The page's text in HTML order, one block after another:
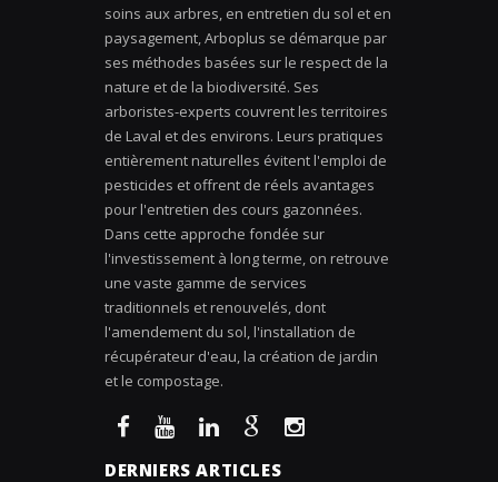
soins aux arbres, en entretien du sol et en
paysagement, Arboplus se démarque par
ses méthodes basées sur le respect de la
nature et de la biodiversité. Ses
arboristes-experts couvrent les territoires
de Laval et des environs. Leurs pratiques
entièrement naturelles évitent l'emploi de
pesticides et offrent de réels avantages
pour l'entretien des cours gazonnées.
Dans cette approche fondée sur
l'investissement à long terme, on retrouve
une vaste gamme de services
traditionnels et renouvelés, dont
l'amendement du sol, l'installation de
récupérateur d'eau, la création de jardin
et le compostage.
DERNIERS ARTICLES